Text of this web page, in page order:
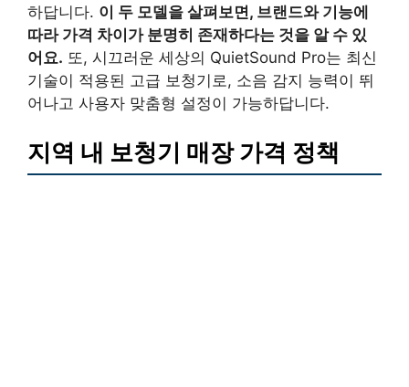
하답니다. 이 두 모델을 살펴보면, 브랜드와 기능에
따라 가격 차이가 분명히 존재하다는 것을 알 수 있
어요. 또, 시끄러운 세상의 QuietSound Pro는 최신
기술이 적용된 고급 보청기로, 소음 감지 능력이 뛰
어나고 사용자 맞춤형 설정이 가능하답니다.
지역 내 보청기 매장 가격 정책